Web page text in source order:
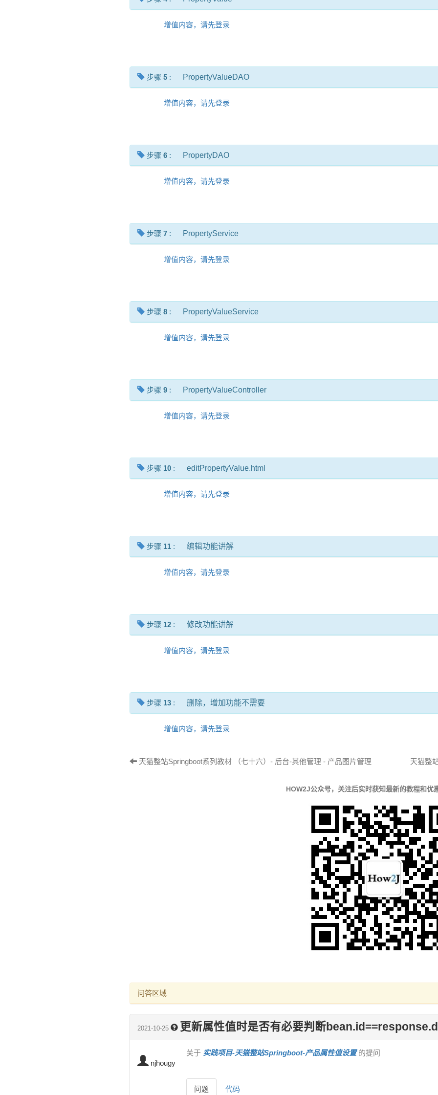
增值内容，请先登录
步骤 5 : PropertyValueDAO
增值内容，请先登录
步骤 6 : PropertyDAO
增值内容，请先登录
步骤 7 : PropertyService
增值内容，请先登录
步骤 8 : PropertyValueService
增值内容，请先登录
步骤 9 : PropertyValueController
增值内容，请先登录
步骤 10 : editPropertyValue.html
增值内容，请先登录
步骤 11 : 编辑功能讲解
增值内容，请先登录
步骤 12 : 修改功能讲解
增值内容，请先登录
步骤 13 : 删除，增加功能不需要
增值内容，请先登录
天猫整站Springboot系列教材 （七十六）- 后台-其他管理 - 产品图片管理 天猫整
HOW2J公众号，关注后实时获知最新的教程和优
问答区域
2021-10-25 更新属性值时是否有必要判断
njhougy
关于 实践项目-天猫整站Springboot-产品属性值设置的提问
问题 代码